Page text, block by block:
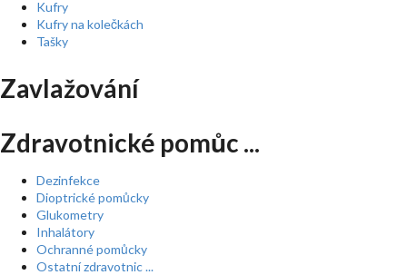
Kufry
Kufry na kolečkách
Tašky
Zavlažování
Zdravotnické pomůc ...
Dezinfekce
Dioptrické pomůcky
Glukometry
Inhalátory
Ochranné pomůcky
Ostatní zdravotnic ...